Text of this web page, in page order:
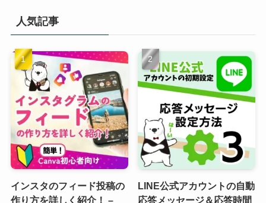
人気記事
インスタのフィード投稿の
作り方を詳しく紹介！ –
LINE公式アカウントの自動
応答メッセージ＆応答時間